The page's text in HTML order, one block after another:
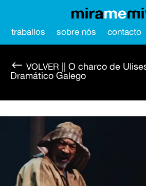
traballos sobre nós contacto
#
|| O charco de
Dramático Galego